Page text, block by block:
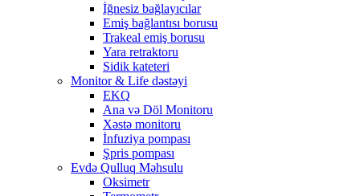
İğnesiz bağlayıcılar
Emiş bağlantısı borusu
Trakeal emiş borusu
Yara retraktoru
Sidik kateteri
Monitor & Life dəstəyi
EKQ
Ana və Döl Monitoru
Xəstə monitoru
İnfuziya pompası
Şpris pompası
Evdə Qulluq Məhsulu
Oksimetr